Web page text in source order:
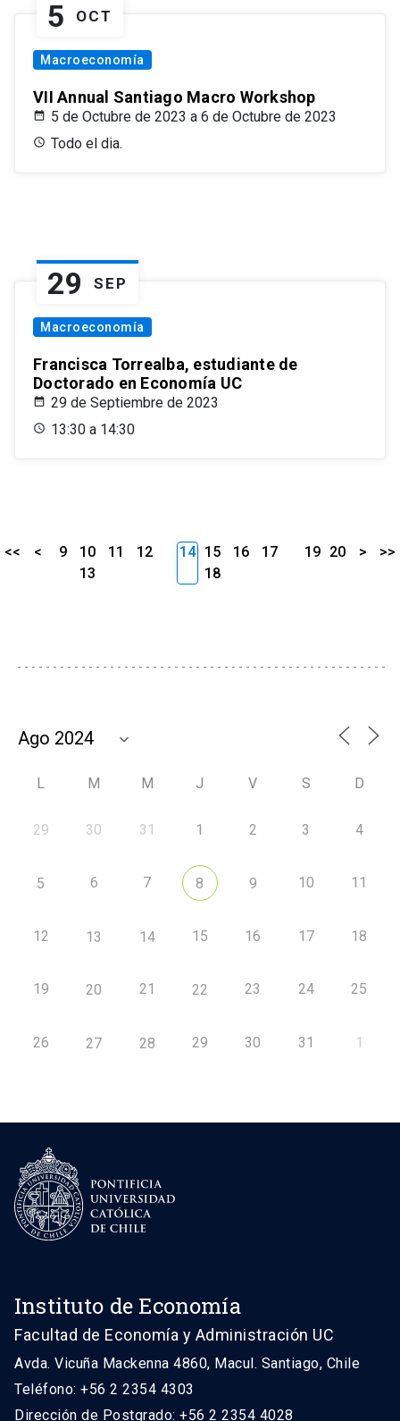
5 OCT
Macroeconomía
VII Annual Santiago Macro Workshop
5 de Octubre de 2023 a 6 de Octubre de 2023
Todo el dia.
29 SEP
Macroeconomía
Francisca Torrealba, estudiante de
Doctorado en Economía UC
29 de Septiembre de 2023
13:30 a 14:30
<< < 9 10 11
12
13
14 15 16
17
18
19 20 > >>
L M M J V S D
29 30 31 1 2 3 4
5 6 7 8 9 10 11
12 13 14 15 16 17 18
19 20 21 22 23 24 25
26 27 28 29 30 31 1
Instituto de Economía
Facultad de Economía y Administración UC
Avda. Vicuña Mackenna 4860, Macul. Santiago, Chile
Teléfono: +56 2 2354 4303
Dirección de Postgrado: +56 2 2354 4028